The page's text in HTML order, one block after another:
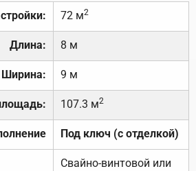
72 м2
Длина: 8 м
Ширина: 9 м
107.3 м2
Под ключ (с отделкой)
Свайно-винтовой или